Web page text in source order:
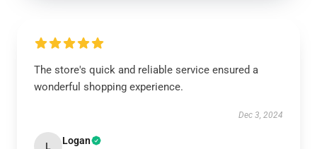
The store's quick and reliable service ensured a
wonderful shopping experience.
Dec 3, 2024
L Logan